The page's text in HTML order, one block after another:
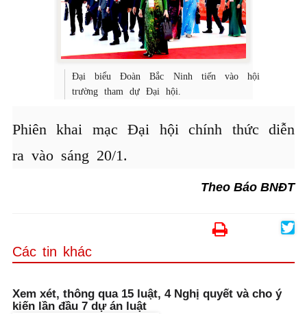
Đại biểu Đoàn Bắc Ninh tiến vào hội
trường tham dự Đại hội.
Phiên khai mạc Đại hội chính thức diễn
ra vào sáng 20/1.
Theo Báo BNĐT
Các tin khác
Xem xét, thông qua 15 luật, 4 Nghị quyết và cho ý
kiến lần đầu 7 dự án luật